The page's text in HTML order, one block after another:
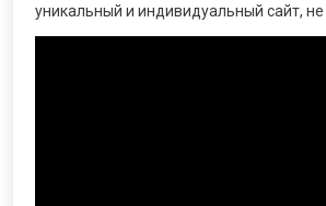
уникальный и индивидуальный сайт, не